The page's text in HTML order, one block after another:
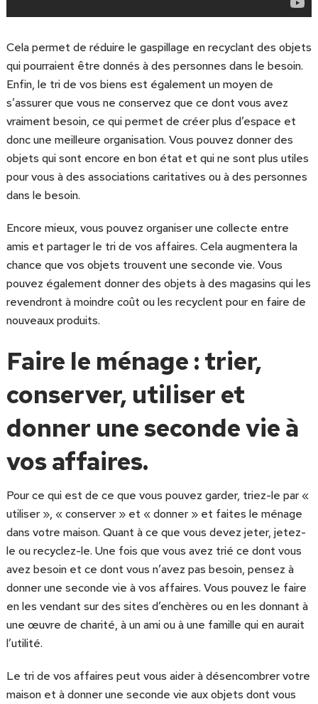
Cela permet de réduire le gaspillage en recyclant des objets
qui pourraient être donnés à des personnes dans le besoin.
Enfin, le tri de vos biens est également un moyen de
s’assurer que vous ne conservez que ce dont vous avez
vraiment besoin, ce qui permet de créer plus d’espace et
donc une meilleure organisation. Vous pouvez donner des
objets qui sont encore en bon état et qui ne sont plus utiles
pour vous à des associations caritatives ou à des personnes
dans le besoin.
Encore mieux, vous pouvez organiser une collecte entre
amis et partager le tri de vos affaires. Cela augmentera la
chance que vos objets trouvent une seconde vie. Vous
pouvez également donner des objets à des magasins qui les
revendront à moindre coût ou les recyclent pour en faire de
nouveaux produits.
Faire le ménage : trier,
conserver, utiliser et
donner une seconde vie à
vos affaires.
Pour ce qui est de ce que vous pouvez garder, triez-le par «
utiliser », « conserver » et « donner » et faites le ménage
dans votre maison. Quant à ce que vous devez jeter, jetez-
le ou recyclez-le. Une fois que vous avez trié ce dont vous
avez besoin et ce dont vous n’avez pas besoin, pensez à
donner une seconde vie à vos affaires. Vous pouvez le faire
en les vendant sur des sites d’enchères ou en les donnant à
une œuvre de charité, à un ami ou à une famille qui en aurait
l’utilité.
Le tri de vos affaires peut vous aider à désencombrer votre
maison et à donner une seconde vie aux objets dont vous